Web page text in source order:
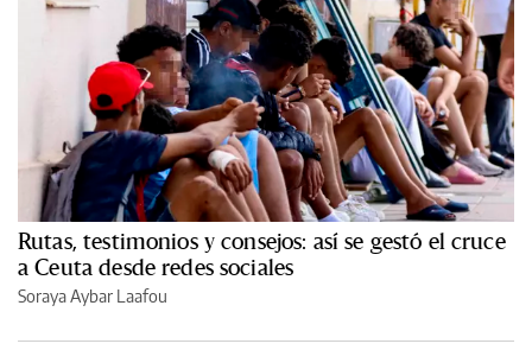
Rutas, testimonios y consejos: así se gestó el cruce
a Ceuta desde redes sociales
Soraya Aybar Laafou